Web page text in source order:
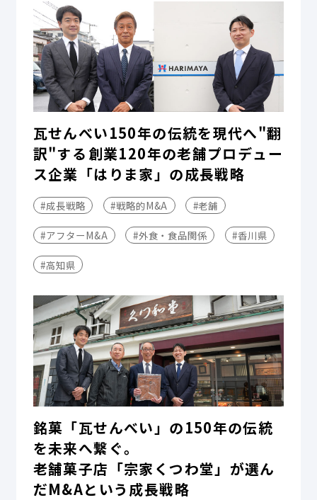
瓦せんべい150年の伝統を現代へ"翻
訳"する――創業120年の老舗プロデュー
ス企業「はりま家」の成長戦略
#成長戦略 #戦略的M&A #老舗
#アフターM&A #外食・食品関係 #香川県
#高知県
銘菓「瓦せんべい」の150年の伝統
を未来へ繋ぐ。
老舗菓子店「宗家くつわ堂」が選ん
だM&Aという成長戦略